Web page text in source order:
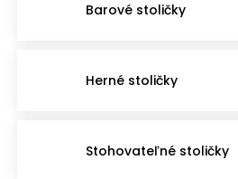
Barové stoličky
Herné stoličky
Stohovateľné stoličky